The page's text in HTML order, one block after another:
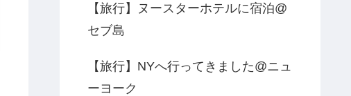
【旅行】ヌースターホテルに宿泊@
セブ島
【旅行】NYへ行ってきました@ニュ
ーヨーク